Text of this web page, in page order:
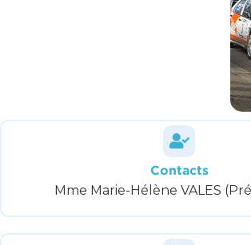
Contacts
Mme Marie-Hélène VALES